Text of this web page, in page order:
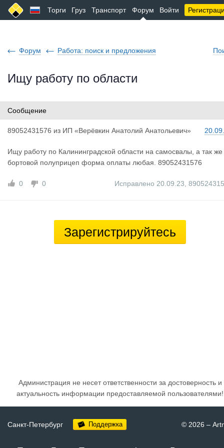
Торги Груз Транспорт Форум Войти
Форум Работа: поиск и предложения
Ищу работу по области
Сообщение
89052431576 из ИП «Верёвкин Анатолий Анатольевич»
Ищу работу по Калининградской области на самосвалы, а так же
бортовой полуприцеп форма оплаты любая. 89052431576
0 0 Исправлено 20.09.23
Зарегистрируйтесь
Администрация не несет ответственности за достоверность и
актуальность информации предоставляемой пользователями!
Санкт-Петербург Поддержка © 2026 –